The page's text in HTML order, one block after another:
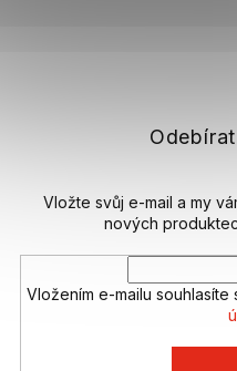
Vložte svůj e-mail a my
nových
Vložením e-mailu souhlasíte